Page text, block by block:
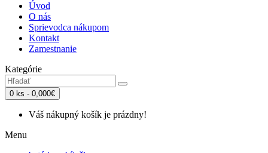
Úvod
O nás
Sprievodca nákupom
Kontakt
Zamestnanie
Kategórie
0 ks - 0,000€
Váš nákupný košík je prázdny!
Menu